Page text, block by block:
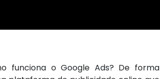
funciona o Google Ads? De forma